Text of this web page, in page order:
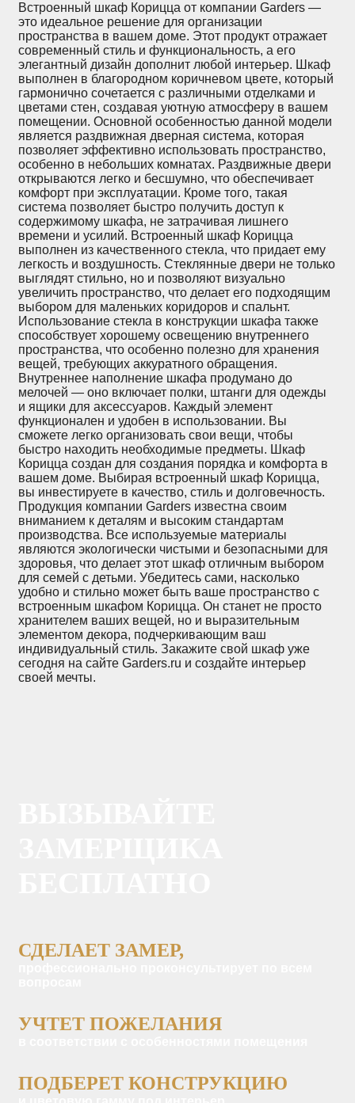
Встроенный шкаф Корицца от компании Garders —
это идеальное решение для организации
пространства в вашем доме. Этот продукт отражает
современный стиль и функциональность, а его
элегантный дизайн дополнит любой интерьер. Шкаф
выполнен в благородном коричневом цвете, который
гармонично сочетается с различными отделками и
цветами стен, создавая уютную атмосферу в вашем
помещении. Основной особенностью данной модели
является раздвижная дверная система, которая
позволяет эффективно использовать пространство,
особенно в небольших комнатах. Раздвижные двери
открываются легко и бесшумно, что обеспечивает
комфорт при эксплуатации. Кроме того, такая
система позволяет быстро получить доступ к
содержимому шкафа, не затрачивая лишнего
времени и усилий. Встроенный шкаф Корицца
выполнен из качественного стекла, что придает ему
легкость и воздушность. Стеклянные двери не только
выглядят стильно, но и позволяют визуально
увеличить пространство, что делает его подходящим
выбором для маленьких коридоров и спальнт.
Использование стекла в конструкции шкафа также
способствует хорошему освещению внутреннего
пространства, что особенно полезно для хранения
вещей, требующих аккуратного обращения.
Внутреннее наполнение шкафа продумано до
мелочей — оно включает полки, штанги для одежды
и ящики для аксессуаров. Каждый элемент
функционален и удобен в использовании. Вы
сможете легко организовать свои вещи, чтобы
быстро находить необходимые предметы. Шкаф
Корицца создан для создания порядка и комфорта в
вашем доме. Выбирая встроенный шкаф Корицца,
вы инвестируете в качество, стиль и долговечность.
Продукция компании Garders известна своим
вниманием к деталям и высоким стандартам
производства. Все используемые материалы
являются экологически чистыми и безопасными для
здоровья, что делает этот шкаф отличным выбором
для семей с детьми. Убедитесь сами, насколько
удобно и стильно может быть ваше пространство с
встроенным шкафом Корицца. Он станет не просто
хранителем ваших вещей, но и выразительным
элементом декора, подчеркивающим ваш
индивидуальный стиль. Закажите свой шкаф уже
сегодня на сайте Garders.ru и создайте интерьер
своей мечты.
СДЕЛАЕТ ЗАМЕР,
УЧТЕТ ПОЖЕЛАНИЯ
ПОДБЕРЕТ КОНСТРУКЦИЮ